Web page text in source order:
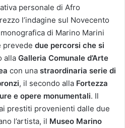
personale di Afro
l’indagine sul Novecento
di Marino Marini
prevede due percorsi che si
alla Galleria Comunale d’Arte
con una straordinaria serie di
, il secondo alla Fortezza
e opere monumentali. Il
prestiti provenienti dalle due
l’artista, il Museo Marino